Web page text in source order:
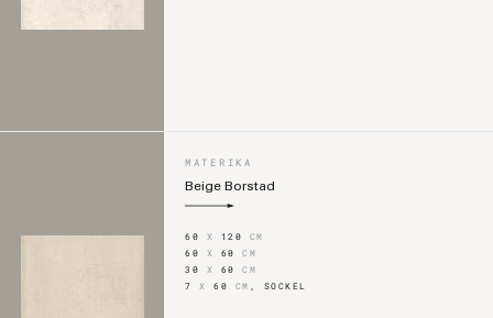
MATERIKA
Beige Borstad
60 X 120 CM
60 X 60CM
30 X 60CM
7X 60 CM , SOCKEL